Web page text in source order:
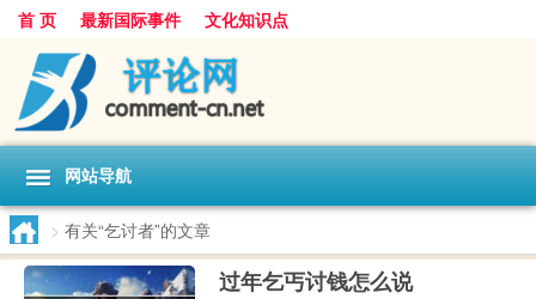
首 页 最新国际事件 文化知识点
网站导航
> 有关“乞讨者”的文章
过年乞丐讨钱怎么说